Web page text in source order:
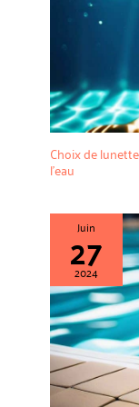
Choix de
l’eau
Juin
27
2024